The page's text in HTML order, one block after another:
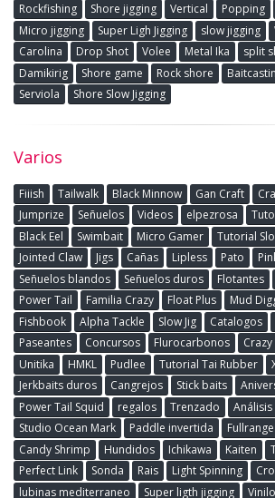
Rockfishing
Shore jigging Vertical Popping
Micro jigging
Super Ligh Jigging slow jigging
Carolina
Drop Shot Volee Metal Ika split
Damikirig
Shore game Rock shore
Serviola
Shore Slow Jigging
Varios
Fiiish Tailwalk Black Minnow Gan Craft
Jumprize
Señuelos Videos elpezrosa
Black Eel
Swimbait Micro Gamer
Tutorial
Jointed Claw
Jigs Cañas Lipless Pato
Señuelos blandos
Señuelos duros Flotantes
Power Tail
Familia Crazy Float Plus Mud
Fishbook
Alpha Tackle Slow Jig Catalogos
Paseantes
Concursos Flurocarbonos
Unitika
HMKL Pudlee Tutorial Tai Rubber
Jerkbaits duros
Cangrejos Stick baits
Power Tail Squid
regalos Trenzado Análisis
Studio Ocean Mark
Paddle invertida Fullrange
Candy Shrimp
Hundidos Ichikawa Kaiten
Perfect Link
Sonda Rais Light Spinning
lubinas mediterraneo
Super ligth jigging